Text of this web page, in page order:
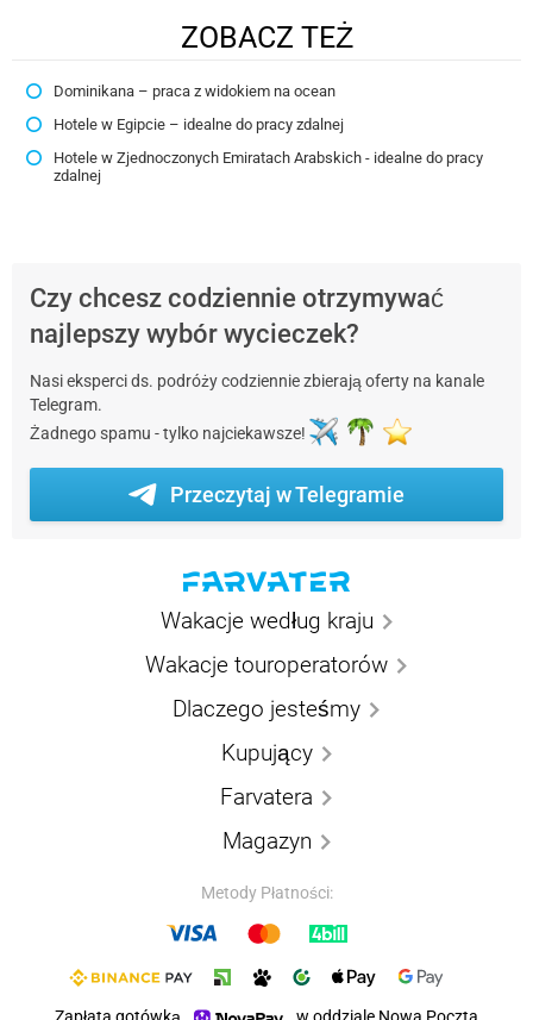
ZOBACZ TEŻ
Dominikana – praca z widokiem na ocean
Hotele w Egipcie – idealne do pracy zdalnej
Hotele w Zjednoczonych Emiratach Arabskich - idealne do pracy
zdalnej
Czy chcesz codziennie otrzymywać
najlepszy wybór wycieczek?
Nasi eksperci ds. podróży codziennie zbierają oferty na kanale
Telegram.
Żadnego spamu - tylko najciekawsze!
Przeczytaj w Telegramie
Wakacje według kraju
Wakacje touroperatorów
Dlaczego jesteśmy
Kupujący
Farvatera
Magazyn
Metody Płatności: